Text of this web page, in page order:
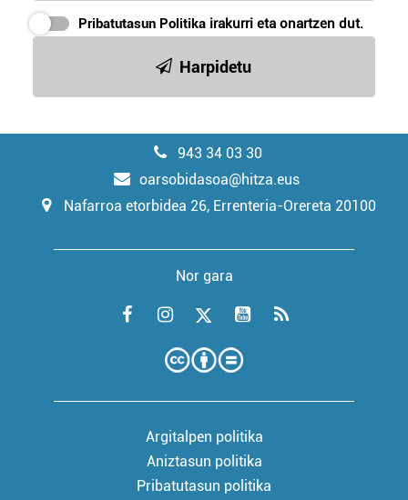
Pribatutasun Politika irakurri eta onartzen dut.
Harpidetu
943 34 03 30
oarsobidasoa@hitza.eus
Nafarroa etorbidea 26, Errenteria-Orereta 20100
Nor gara
Argitalpen politika
Aniztasun politika
Pribatutasun politika